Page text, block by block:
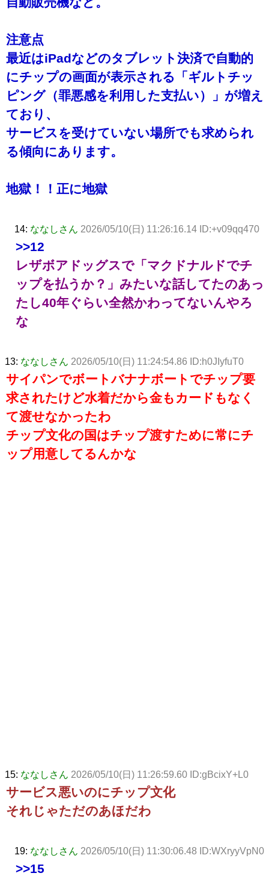
注意点
最近はiPadなどのタブレット決済で自動的
にチップの画面が表示される「ギルトチッ
ピング（罪悪感を利用した支払い）」が増え
ており、
サービスを受けていない場所でも求められ
る傾向にあります。
地獄！！正に地獄
14: ななしさん 2026/05/10(日) 11:26:16.14 ID:+v09qq470
>>12
レザボアドッグスで「マクドナルドでチ
ップを払うか？」みたいな話してたのあっ
たし40年ぐらい全然かわってないんやろ
な
13: ななしさん 2026/05/10(日) 11:24:54.86 ID:h0JIyfuT0
サイパンでボートバナナボートでチップ要
求されたけど水着だから金もカードもなく
て渡せなかったわ
チップ文化の国はチップ渡すために常にチ
ップ用意してるんかな
15: ななしさん 2026/05/10(日) 11:26:59.60 ID:gBcixY+L0
サービス悪いのにチップ文化
それじゃただのあほだわ
19: ななしさん 2026/05/10(日) 11:30:06.48 ID:WXryyVpN0
>>15